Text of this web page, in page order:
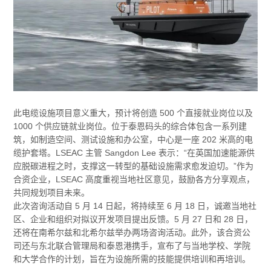
此电缆设施项目意义重大，预计将创造 500 个直接就业岗位以及
1000 个供应链就业岗位。位于泰恩码头的综合体包含一系列建
筑，如制造空间、测试设施和办公室，中心是一座 202 米高的电
缆护套塔。LSEAC 主管 Sangdon Lee 表示：“在英国加速能源供
应脱碳进程之时，支撑这一转型的基础设施需求愈发迫切。”作为
合资企业，LSEAC 高度重视当地社区意见，鼓励各方分享观点，
共同规划项目未来。
此次咨询活动自 5 月 14 日起，将持续至 6 月 18 日，诚邀当地社
区、企业和组织对拟议开发项目提出反馈。5 月 27 日和 28 日，
还将在南希尔兹和北希尔兹举办两场咨询活动。此外，该合资公
司还与东北联合管理局和泰恩港携手，宣布了与当地学校、学院
和大学合作的计划，旨在为设施所需的技能提供培训和再培训。